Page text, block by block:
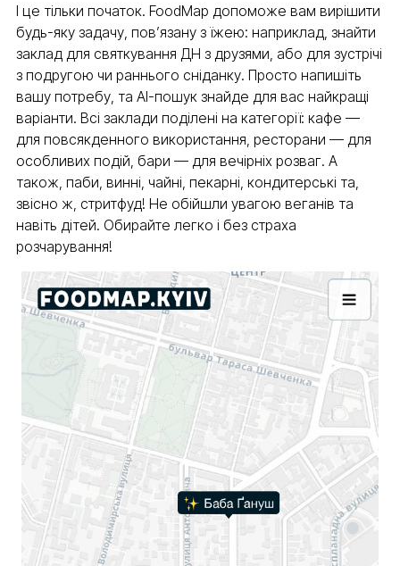
І це тільки початок. FoodMap допоможе вам вирішити
будь-яку задачу, пов’язану з їжею: наприклад, знайти
заклад для святкування ДН з друзями, або для зустрічі
з подругою чи раннього сніданку. Просто напишіть
вашу потребу, та AI-пошук знайде для вас найкращі
варіанти. Всі заклади поділені на категорії: кафе —
для повсякденного використання, ресторани — для
особливих подій, бари — для вечірніх розваг. А
також, паби, винні, чайні, пекарні, кондитерські та,
звісно ж, стритфуд! Не обійшли увагою веганів та
навіть дітей. Обирайте легко і без страха
розчарування!